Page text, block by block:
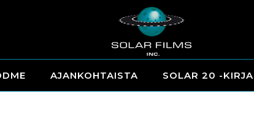
AJANKOHTAISTA SOLAR 20 -KIRJA